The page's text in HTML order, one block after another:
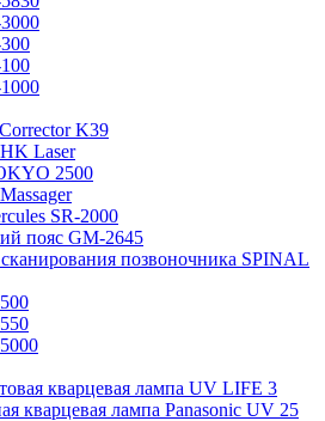
K39
Laser
2500
SR-2000
пояс GM-2645
позвоночника SPINAL
кварцевая лампа UV LIFE 3
кварцевая лампа Panasonic UV 25